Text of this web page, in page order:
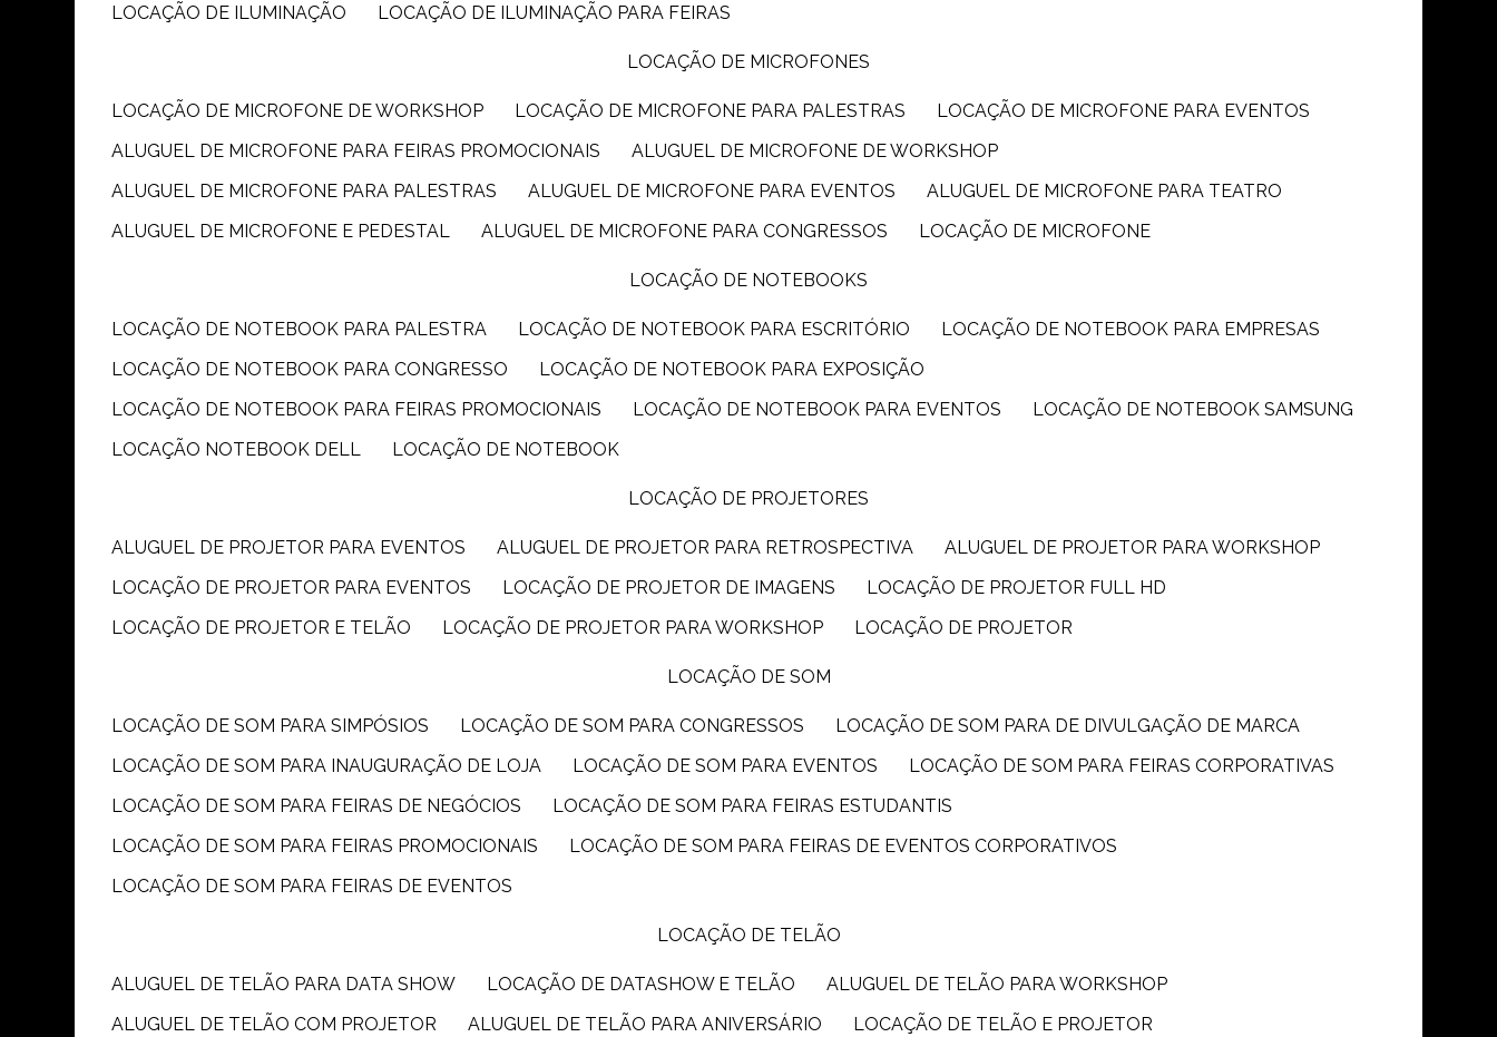
LOCAÇÃO DE ILUMINAÇÃO
LOCAÇÃO DE ILUMINAÇÃO PARA FEIRAS
LOCAÇÃO DE MICROFONES
LOCAÇÃO DE MICROFONE DE WORKSHOP LOCAÇÃO DE MICROFONE PARA PALESTRAS
LOCAÇÃO DE MICROFONE PARA EVENTOS
ALUGUEL DE MICROFONE PARA FEIRAS PROMOCIONAIS
ALUGUEL DE MICROFONE DE WORKSHOP
ALUGUEL DE MICROFONE PARA PALESTRAS
ALUGUEL DE MICROFONE PARA EVENTOS
ALUGUEL DE MICROFONE PARA TEATRO
ALUGUEL DE MICROFONE E PEDESTAL
ALUGUEL DE MICROFONE PARA CONGRESSOS LOCAÇÃO DE MICROFONE
LOCAÇÃO DE NOTEBOOKS
LOCAÇÃO DE NOTEBOOK PARA PALESTRA LOCAÇÃO DE NOTEBOOK PARA ESCRITÓRIO
LOCAÇÃO DE NOTEBOOK PARA EMPRESAS
LOCAÇÃO DE NOTEBOOK PARA CONGRESSO
LOCAÇÃO DE NOTEBOOK PARA EXPOSIÇÃO
LOCAÇÃO DE NOTEBOOK PARA FEIRAS PROMOCIONAIS
LOCAÇÃO DE NOTEBOOK PARA EVENTOS
LOCAÇÃO DE NOTEBOOK SAMSUNG
LOCAÇÃO NOTEBOOK DELL
LOCAÇÃO DE NOTEBOOK
LOCAÇÃO DE PROJETORES
ALUGUEL DE PROJETOR PARA EVENTOS ALUGUEL DE PROJETOR PARA RETROSPECTIVA
ALUGUEL DE PROJETOR PARA WORKSHOP
LOCAÇÃO DE PROJETOR PARA EVENTOS
LOCAÇÃO DE PROJETOR DE IMAGENS
LOCAÇÃO DE PROJETOR FULL HD
LOCAÇÃO DE PROJETOR E TELÃO
LOCAÇÃO DE PROJETOR PARA WORKSHOP LOCAÇÃO DE PROJETOR
LOCAÇÃO DE SOM
LOCAÇÃO DE SOM PARA SIMPÓSIOS LOCAÇÃO DE SOM PARA CONGRESSOS
LOCAÇÃO DE SOM PARA DE DIVULGAÇÃO DE MARCA
LOCAÇÃO DE SOM PARA INAUGURAÇÃO DE LOJA
LOCAÇÃO DE SOM PARA EVENTOS
LOCAÇÃO DE SOM PARA FEIRAS CORPORATIVAS
LOCAÇÃO DE SOM PARA FEIRAS DE NEGÓCIOS
LOCAÇÃO DE SOM PARA FEIRAS ESTUDANTIS
LOCAÇÃO DE SOM PARA FEIRAS PROMOCIONAIS
LOCAÇÃO DE SOM PARA FEIRAS DE EVENTOS CORPORATIVOS
LOCAÇÃO DE SOM PARA FEIRAS DE EVENTOS
LOCAÇÃO DE TELÃO
ALUGUEL DE TELÃO PARA DATA SHOW LOCAÇÃO DE DATASHOW E TELÃO
ALUGUEL DE TELÃO PARA WORKSHOP
ALUGUEL DE TELÃO COM PROJETOR
ALUGUEL DE TELÃO PARA ANIVERSÁRIO
LOCAÇÃO DE TELÃO E PROJETOR